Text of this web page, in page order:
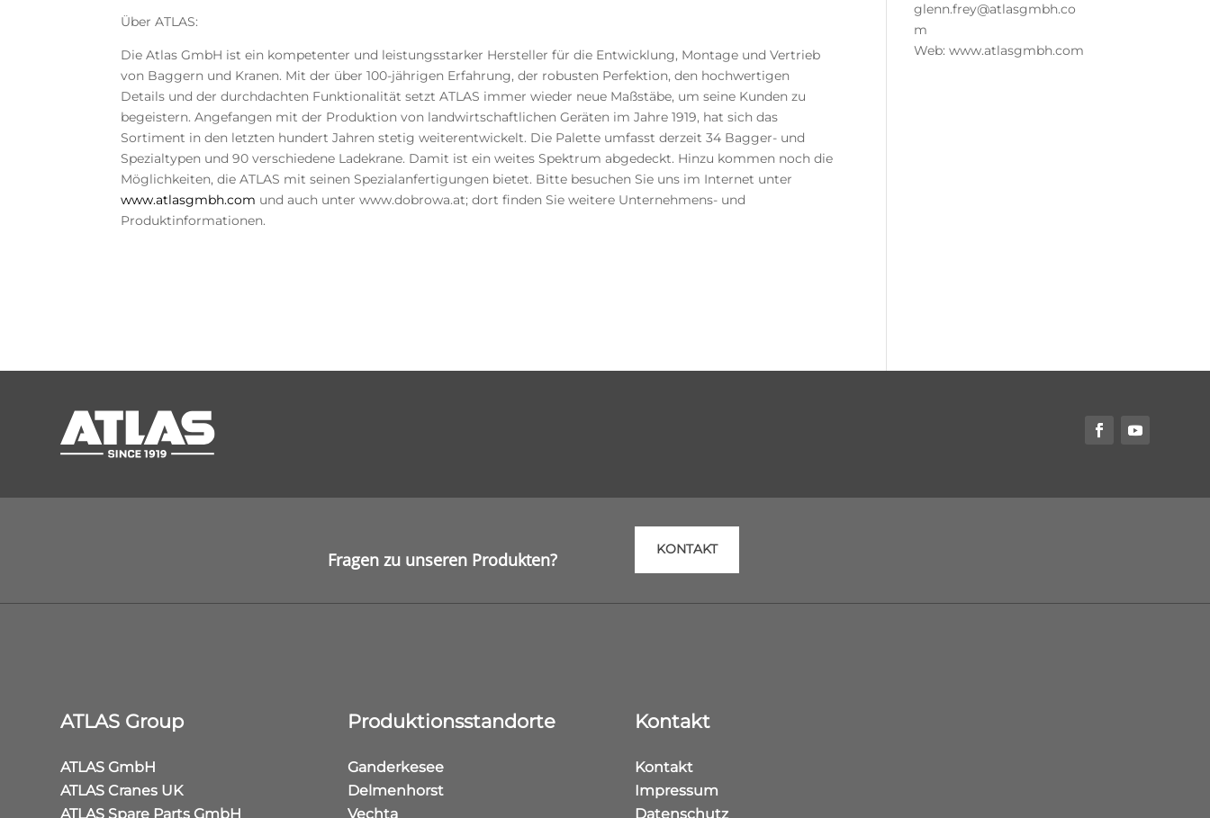
Über ATLAS:
Die Atlas GmbH ist ein kompetenter und leistungsstarker Hersteller für die Entwicklung, Montage und Vertrieb
von Baggern und Kranen. Mit der über 100-jährigen Erfahrung, der robusten Perfektion, den hochwertigen
Details und der durchdachten Funktionalität setzt ATLAS immer wieder neue Maßstäbe, um seine Kunden zu
begeistern. Angefangen mit der Produktion von landwirtschaftlichen Geräten im Jahre 1919, hat sich das
Sortiment in den letzten hundert Jahren stetig weiterentwickelt. Die Palette umfasst derzeit 34 Bagger- und
Spezialtypen und 90 verschiedene Ladekrane. Damit ist ein weites Spektrum abgedeckt. Hinzu kommen noch die
Möglichkeiten, die ATLAS mit seinen Spezialanfertigungen bietet. Bitte besuchen Sie uns im Internet unter
www.atlasgmbh.com und auch unter www.dobrowa.at; dort finden Sie weitere Unternehmens- und
Produktinformationen.
glenn.frey@atlasgmbh.co
m
Web: www.atlasgmbh.com
Fragen zu unseren Produkten? KONTAKT
ATLAS Group
ATLAS GmbH
ATLAS Cranes UK
ATLAS Spare Parts GmbH
Produktionsstandorte
Ganderkesee
Delmenhorst
Vechta
Kontakt
Kontakt
Impressum
Datenschutz